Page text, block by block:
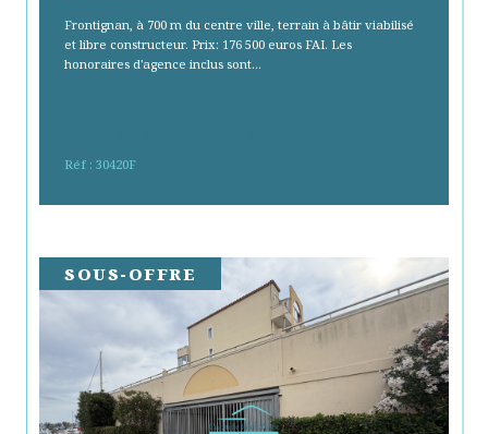
Frontignan, à 700 m du centre ville, terrain à bâtir viabilisé
et libre constructeur. Prix: 176 500 euros FAI. Les
honoraires d'agence inclus sont...
Réf : 30420F
SOUS-OFFRE